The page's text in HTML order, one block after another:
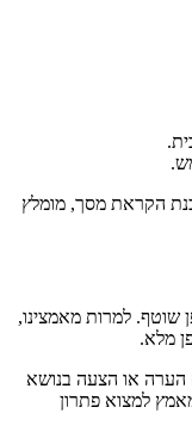
הקראת מסך, מומלץ
שוטף. למרות מאמצינו,
מלא.
או הצעה בנושא
למצוא פתרון